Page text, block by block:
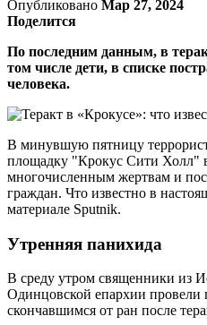
Опубликовано Мар 27, 2024
Поделится
По последним данным, в
том числе дети, в списке
человека.
В минувшую пятницу
площадку "Крокус Сити Холл"
многочисленным жертвам и
граждан. Что известно в
материале Sputnik.
Утренняя панихида
В среду утром священники из
Одинцовской епархии
скончавшимся от ран после